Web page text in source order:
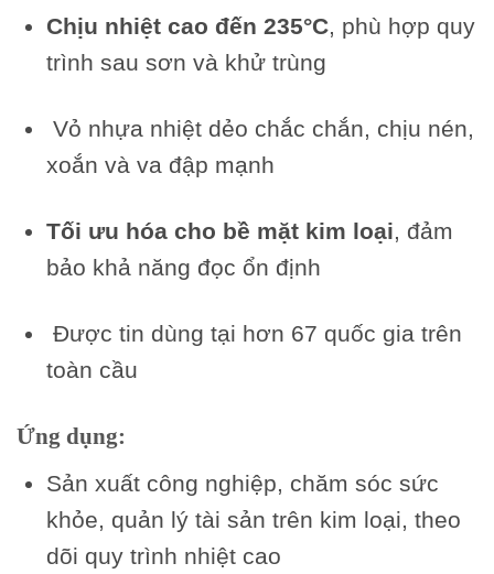
Chịu nhiệt cao đến 235°C, phù hợp quy
trình sau sơn và khử trùng
Vỏ nhựa nhiệt dẻo chắc chắn, chịu nén,
xoắn và va đập mạnh
Tối ưu hóa cho bề mặt kim loại, đảm
bảo khả năng đọc ổn định
Được tin dùng tại hơn 67 quốc gia trên
toàn cầu
Ứng dụng:
Sản xuất công nghiệp, chăm sóc sức
khỏe, quản lý tài sản trên kim loại, theo
dõi quy trình nhiệt cao